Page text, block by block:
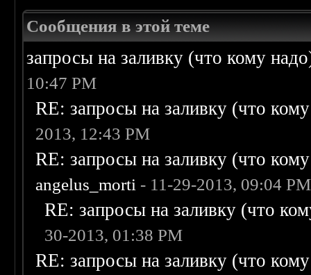
Сообщения в этой теме
запросы на заливку (что кому
10:47 PM
RE: запросы на заливку (что
2013, 12:43 PM
RE: запросы на заливку (что
angelus_morti - 11-29-2013, 09:04 PM
RE: запросы на заливку (что
30-2013, 01:38 PM
RE: запросы на заливку (что